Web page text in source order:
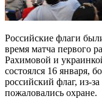
Российские флаги
время матча первого
Рахимовой и
состоялся 16 января,
российский флаг, из-
пожаловались охране.